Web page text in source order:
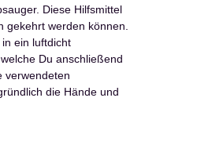
Diese Hilfsmittel
werden können.
ein luftdicht
Du anschließend
verwendeten
die Hände und